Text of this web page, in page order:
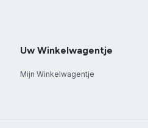
Uw Winkelwagentje
Mijn Winkelwagentje